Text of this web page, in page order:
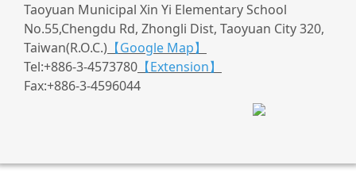
Taoyuan Municipal Xin Yi Elementary School
No.55,Chengdu Rd, Zhongli Dist, Taoyuan City 320,
Taiwan(R.O.C.) 【Google Map】
Tel:+886-3-4573780 【Extension】
Fax:+886-3-4596044